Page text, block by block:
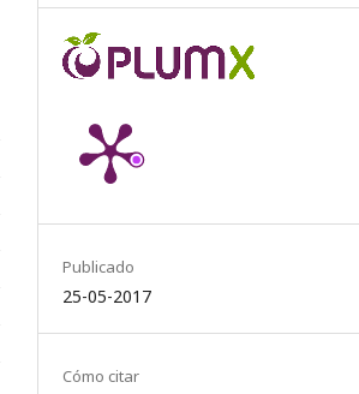
Publicado
25-05-2017
Cómo citar